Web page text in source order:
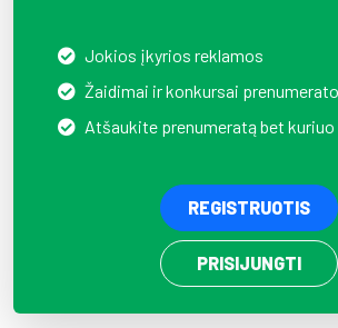
Jokios įkyrios reklamos
Žaidimai ir konkursai
Atšaukite prenumeratą bet kuriuo
REGISTRUOTIS
PRISIJUNGTI